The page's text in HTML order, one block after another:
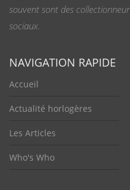
souvent sont des
sociaux.
NAVIGATION RAPIDE
Accueil
Actualité horlogères
Les Articles
Who's Who